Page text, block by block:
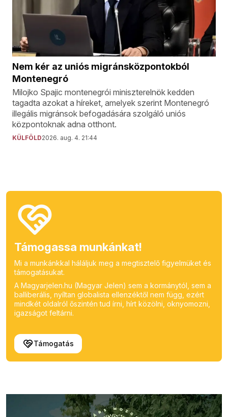
Nem kér az uniós migránsközpontokból
Montenegró
Milojko Spajic montenegrói miniszterelnök kedden
tagadta azokat a híreket, amelyek szerint Montenegró
illegális migránsok befogadására szolgáló uniós
központoknak adna otthont.
KÜLFÖLD2026. aug. 4. 21:44
Támogassa munkánkat!
Mi a munkánkkal háláljuk meg a megtisztelő figyelmüket és
támogatásukat.
A Magyarjelen.hu (Magyar Jelen) sem a kormánytól, sem a
balliberális, nyíltan globalista ellenzéktől nem függ, ezért
mindkét oldalról őszintén tud írni, hírt közölni, oknyomozni,
igazságot feltárni.
Támogatás